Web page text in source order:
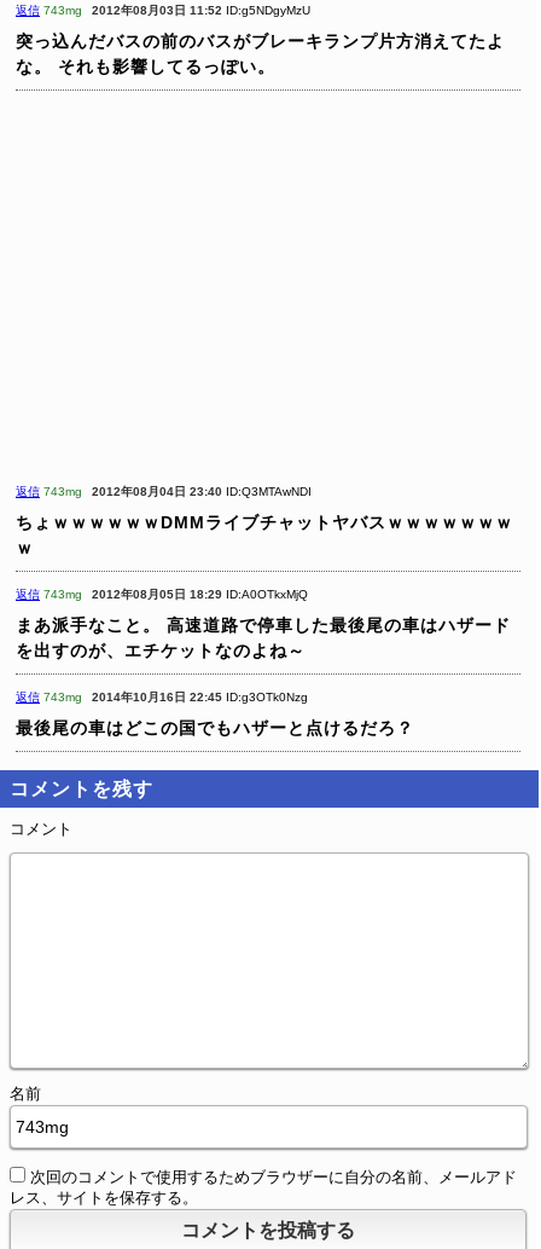
返信 743mg 2012年08月03日 11:52 ID:g5NDgyMzU
突っ込んだバスの前のバスがブレーキランプ片方消えてたよ
な。
それも影響してるっぽい。
返信 743mg 2012年08月04日 23:40 ID:Q3MTAwNDI
ちょｗｗｗｗｗｗDMMライブチャットヤバスｗｗｗｗｗｗｗ
ｗ
返信 743mg 2012年08月05日 18:29 ID:A0OTkxMjQ
まあ派手なこと。
高速道路で停車した最後尾の車はハザード
を出すのが、エチケットなのよね～
返信 743mg 2014年10月16日 22:45 ID:g3OTk0Nzg
最後尾の車はどこの国でもハザーと点けるだろ？
コメントを残す
コメント
名前
次回のコメントで使用するためブラウザーに自分の名前、メールアド
レス、サイトを保存する。